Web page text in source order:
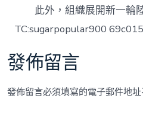
此外，組織展開新一輪
TC:sugarpopular900
發佈留言
發佈留言必須填寫的電子郵件地址